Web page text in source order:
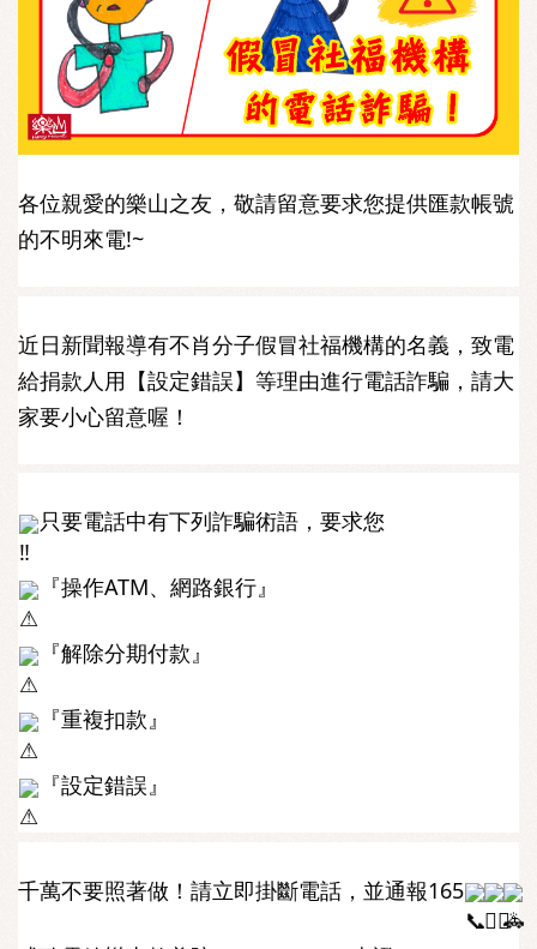
各位親愛的樂山之友，敬請留意要求您提供匯款帳號
的不明來電!~
近日新聞報導有不肖分子假冒社福機構的名義，致電
給捐款人用【設定錯誤】等理由進行電話詐騙，請大
家要小心留意喔！
只要電話中有下列詐騙術語，要求您
『操作ATM、網路銀行』
『解除分期付款』
『重複扣款』
『設定錯誤』
千萬不要照著做！請立即掛斷電話，並通報165